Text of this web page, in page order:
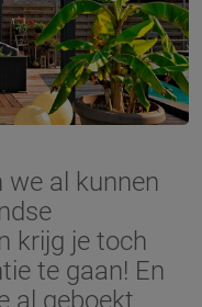
we al kunnen
krijg je toch
te gaan! En
al geboekt